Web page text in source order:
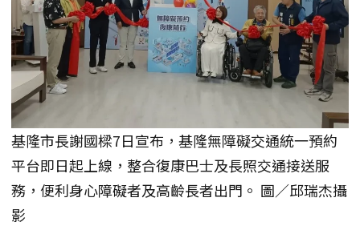
基隆市長謝國樑7日宣布，基隆無障礙交通統一預約
平台即日起上線，整合復康巴士及長照交通接送服
務，便利身心障礙者及高齡長者出門。 圖／邱瑞杰攝
影